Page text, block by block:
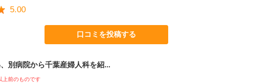
5.00
口コミを投稿する
別病院から千葉産婦人科を紹...
上前のものです